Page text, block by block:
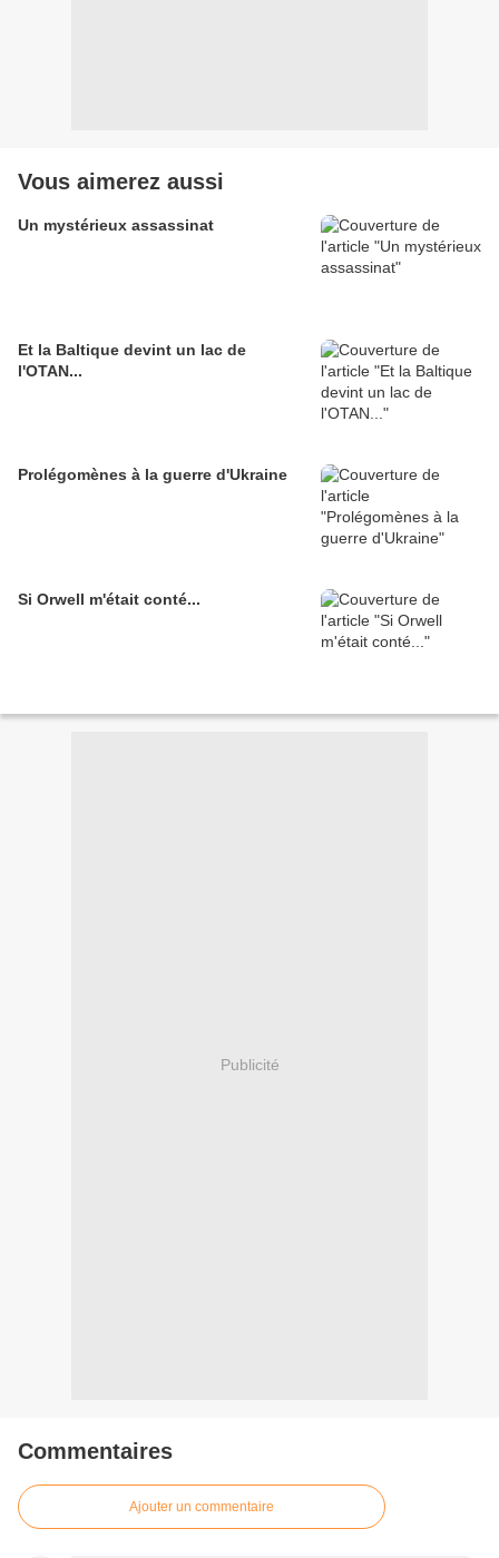
Vous aimerez aussi
Un mystérieux assassinat
Et la Baltique devint un lac de
l'OTAN...
Prolégomènes à la guerre d'Ukraine
Si Orwell m'était conté...
Publicité
Commentaires
Ajouter un commentaire